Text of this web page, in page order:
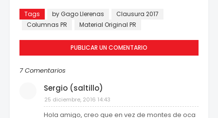
Tags by Gago Llerenas
Clausura 2017
Columnas PR
Material Original PR
PUBLICAR UN COMENTARIO
7 Comentarios
Sergio (saltillo)
25 diciembre, 2016 14:43
Hola amigo, creo que en vez de montes de oca